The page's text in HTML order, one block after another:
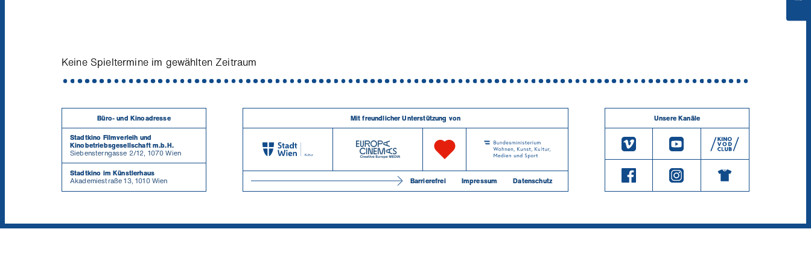
Keine Spieltermine im gewählten Zeitraum
Büro- und Kinoadresse
Stadtkino Filmverleih und
Kinobetriebsgesellschaft m.b.H.
Siebensterngasse 2/12, 1070 Wien
Stadtkino im Künstlerhaus
Akademiestraße 13, 1010 Wien
Mit freundlicher Unterstützung von
Barrierefrei Impressum Datenschutz
Unsere Kanäle